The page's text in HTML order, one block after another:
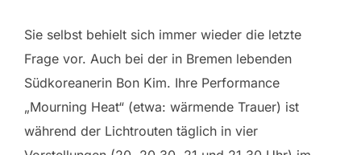
Sie selbst behielt sich immer wieder die letzte
Frage vor. Auch bei der in Bremen lebenden
Südkoreanerin Bon Kim. Ihre Performance
„Mourning Heat“ (etwa: wärmende Trauer) ist
während der Lichtrouten täglich in vier